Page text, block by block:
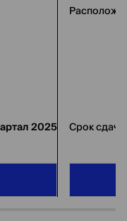
2025 Срок сдачи